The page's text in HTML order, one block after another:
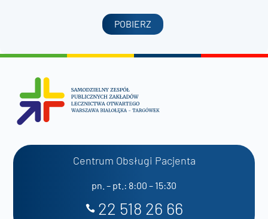
POBIERZ
Centrum Obsługi Pacjenta
pn. – pt.: 8:00 – 15:30
22 518 26 66